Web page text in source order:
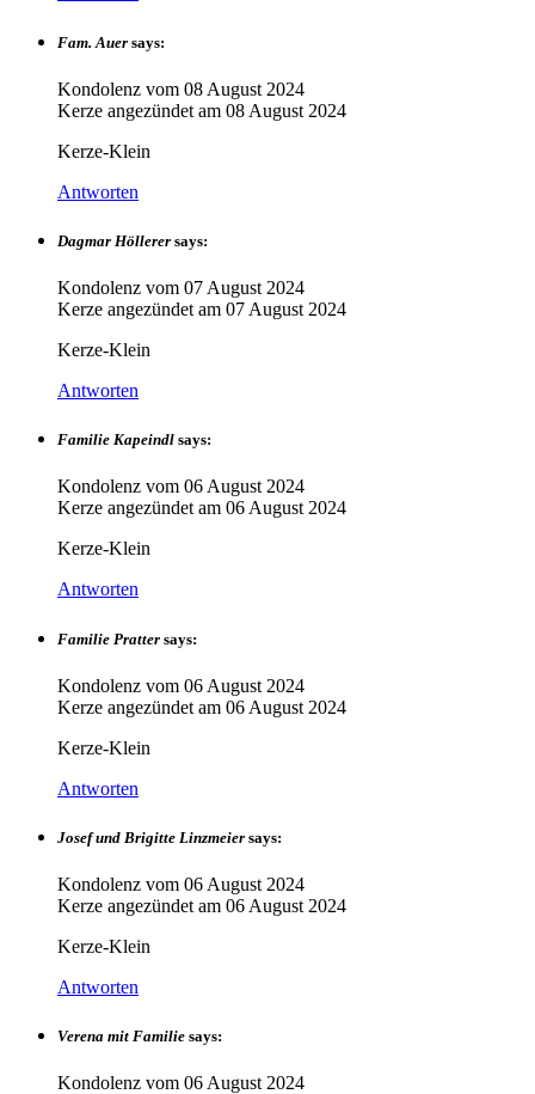
Fam. Auer says:
Kondolenz vom 08 August 2024
Kerze angezündet am 08 August 2024
Kerze-Klein
Antworten
Dagmar Höllerer says:
Kondolenz vom 07 August 2024
Kerze angezündet am 07 August 2024
Kerze-Klein
Antworten
Familie Kapeindl says:
Kondolenz vom 06 August 2024
Kerze angezündet am 06 August 2024
Kerze-Klein
Antworten
Familie Pratter says:
Kondolenz vom 06 August 2024
Kerze angezündet am 06 August 2024
Kerze-Klein
Antworten
Josef und Brigitte Linzmeier says:
Kondolenz vom 06 August 2024
Kerze angezündet am 06 August 2024
Kerze-Klein
Antworten
Verena mit Familie says:
Kondolenz vom 06 August 2024